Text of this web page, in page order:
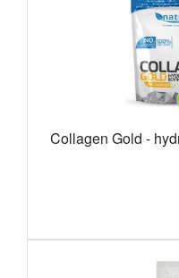
Collagen Gold -